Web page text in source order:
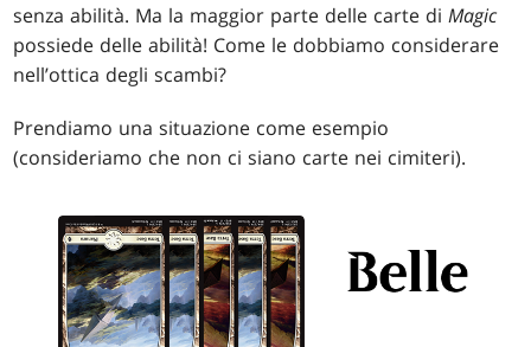
senza abilità. Ma la maggior parte delle carte diMagic
possiede delle abilità! Come le dobbiamo considerare
nell’ottica degli scambi?
Prendiamo una situazione come esempio
(consideriamo che non ci siano carte nei cimiteri).